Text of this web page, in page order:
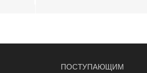
ПОСТУПАЮЩИМ